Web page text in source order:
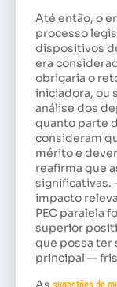
Até então, o
processo
dispositivos
era
obrigaria o
iniciadora, ou
análise dos
quanto parte
consideram
mérito e
reafirma que
significativas.
impacto
PEC paralela
superior
que possa ter
principal —